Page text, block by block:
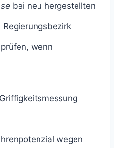
bei neu hergestellten
wenn
wegen